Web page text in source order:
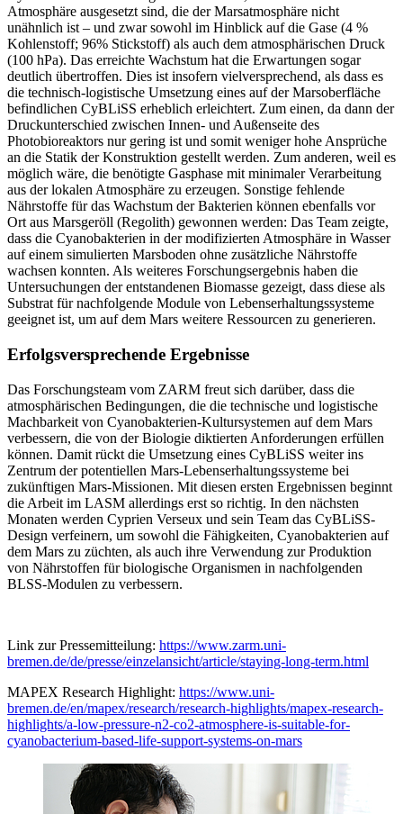
Atmosphäre ausgesetzt sind, die der Marsatmosphäre nicht
unähnlich ist – und zwar sowohl im Hinblick auf die Gase (4 %
Kohlenstoff; 96% Stickstoff) als auch dem atmosphärischen Druck
(100 hPa). Das erreichte Wachstum hat die Erwartungen sogar
deutlich übertroffen. Dies ist insofern vielversprechend, als dass es
die technisch-logistische Umsetzung eines auf der Marsoberfläche
befindlichen CyBLiSS erheblich erleichtert. Zum einen, da dann der
Druckunterschied zwischen Innen- und Außenseite des
Photobioreaktors nur gering ist und somit weniger hohe Ansprüche
an die Statik der Konstruktion gestellt werden. Zum anderen, weil es
möglich wäre, die benötigte Gasphase mit minimaler Verarbeitung
aus der lokalen Atmosphäre zu erzeugen. Sonstige fehlende
Nährstoffe für das Wachstum der Bakterien können ebenfalls vor
Ort aus Marsgeröll (Regolith) gewonnen werden: Das Team zeigte,
dass die Cyanobakterien in der modifizierten Atmosphäre in Wasser
auf einem simulierten Marsboden ohne zusätzliche Nährstoffe
wachsen konnten. Als weiteres Forschungsergebnis haben die
Untersuchungen der entstandenen Biomasse gezeigt, dass diese als
Substrat für nachfolgende Module von Lebenserhaltungssysteme
geeignet ist, um auf dem Mars weitere Ressourcen zu generieren.
Erfolgsversprechende Ergebnisse
Das Forschungsteam vom ZARM freut sich darüber, dass die
atmosphärischen Bedingungen, die die technische und logistische
Machbarkeit von Cyanobakterien-Kultursystemen auf dem Mars
verbessern, die von der Biologie diktierten Anforderungen erfüllen
können. Damit rückt die Umsetzung eines CyBLiSS weiter ins
Zentrum der potentiellen Mars-Lebenserhaltungssysteme bei
zukünftigen Mars-Missionen. Mit diesen ersten Ergebnissen beginnt
die Arbeit im LASM allerdings erst so richtig. In den nächsten
Monaten werden Cyprien Verseux und sein Team das CyBLiSS-
Design verfeinern, um sowohl die Fähigkeiten, Cyanobakterien auf
dem Mars zu züchten, als auch ihre Verwendung zur Produktion
von Nährstoffen für biologische Organismen in nachfolgenden
BLSS-Modulen zu verbessern.
Link zur Pressemitteilung: https://www.zarm.uni-
bremen.de/de/presse/einzelansicht/article/staying-long-term.html
MAPEX Research Highlight: https://www.uni-
bremen.de/en/mapex/research/research-highlights/mapex-research-
highlights/a-low-pressure-n2-co2-atmosphere-is-suitable-for-
cyanobacterium-based-life-support-systems-on-mars